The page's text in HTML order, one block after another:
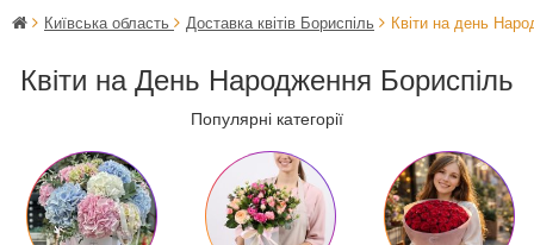
Київська область Доставка квітів Бориспіль Квіти на день
Квіти на День Народження Бориспіль
Популярні категорії